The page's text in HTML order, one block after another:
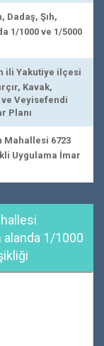
Şıh,
1/1000 ve 1/5000
ili Yakutiye ilçesi
Kavak,
Veyisefendi
Planı
6723
Uygulama İmar
alanda 1/1000